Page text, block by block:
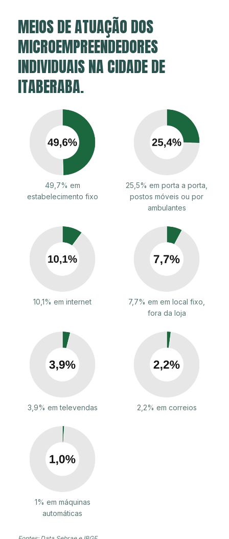
MEIOS DE ATUAÇÃO DOS
MICROEMPREENDEDORES
INDIVIDUAIS NA CIDADE DE
ITABERABA.
49,7% em
estabelecimento fixo
25,5% em porta a porta,
postos móveis ou por
ambulantes
10,1% em internet
7,7% em em local fixo,
fora da loja
3,9% em televendas 2,2% em correios
1% em máquinas
automáticas